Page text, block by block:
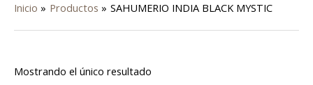
Inicio Productos SAHUMERIO INDIA BLACK MYSTIC
Mostrando el único resultado